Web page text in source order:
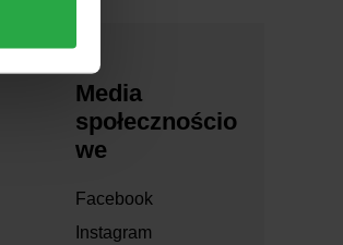
Media
społecznościo
we
Facebook
Instagram